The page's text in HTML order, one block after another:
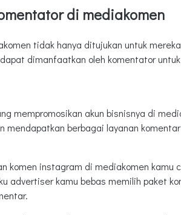
di mediakomen
tidak hanya ditujukan untuk
dimanfaatkan oleh komentator
mempromosikan akun bisnisnya di
mendapatkan berbagai layanan
komen instagram di mediakomen kamu
advertiser kamu bebas memilih paket